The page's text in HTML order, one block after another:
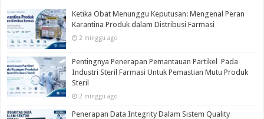
Ketika Obat Menunggu Keputusan: Mengenal Peran
Karantina Produk dalam Distribusi Farmasi
2 minggu ago
Pentingnya Penerapan Pemantauan Partikel Pada
Industri Steril Farmasi Untuk Pemastian Mutu Produk
Steril
2 minggu ago
Penerapan Data Integrity Dalam Sistem Quality